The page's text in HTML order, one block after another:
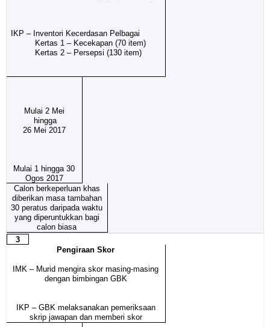
IKP – Inventori Kecerdasan Pelbagai
Kertas 1 – Kecekapan (70 item)
Kertas 2 – Persepsi (130 item)
Mulai 2 Mei
hingga
26 Mei 2017
Mulai 1 hingga 30
Ogos 2017
Calon berkeperluan khas
diberikan masa tambahan
30 peratus daripada waktu
yang diperuntukkan bagi
calon biasa
3
Pengiraan Skor
IMK – Murid mengira skor masing-masing
dengan bimbingan GBK
IKP – GBK melaksanakan pemeriksaan
skrip jawapan dan memberi skor